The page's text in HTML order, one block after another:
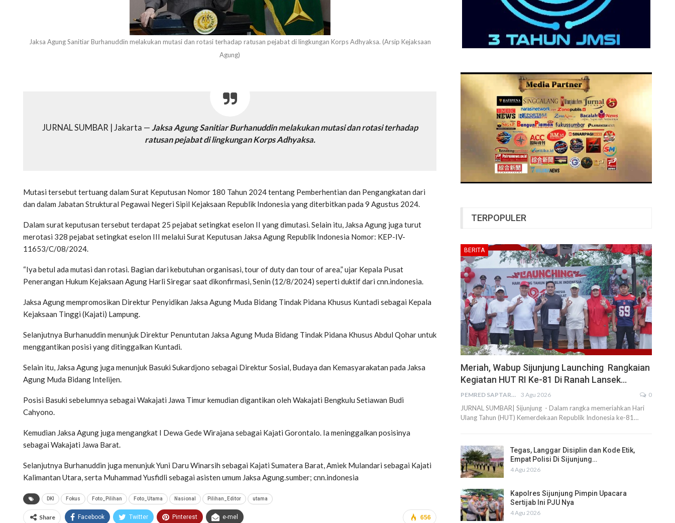
Jaksa Agung Sanitiar Burhanuddin melakukan mutasi dan rotasi terhadap ratusan pejabat di lingkungan Korps Adhyaksa. (Arsip Kejaksaan
Agung)
JURNAL SUMBAR | Jakarta — Jaksa Agung Sanitiar Burhanuddin melakukan mutasi dan rotasi terhadap
ratusan pejabat di lingkungan Korps Adhyaksa.
Mutasi tersebut tertuang dalam Surat Keputusan Nomor 180 Tahun 2024 tentang Pemberhentian dan Pengangkatan dari
dan dalam Jabatan Struktural Pegawai Negeri Sipil Kejaksaan Republik Indonesia yang diterbitkan pada 9 Agustus 2024.
Dalam surat keputusan tersebut terdapat 25 pejabat setingkat eselon II yang dimutasi. Selain itu, Jaksa Agung juga turut
merotasi 328 pejabat setingkat eselon III melalui Surat Keputusan Jaksa Agung Republik Indonesia Nomor: KEP-IV-
11653/C/08/2024.
“Iya betul ada mutasi dan rotasi. Bagian dari kebutuhan organisasi, tour of duty dan tour of area,” ujar Kepala Pusat
Penerangan Hukum Kejaksaan Agung Harli Siregar saat dikonfirmasi, Senin (12/8/2024) seperti duktif dari cnn.indonesia.
Jaksa Agung mempromosikan Direktur Penyidikan Jaksa Agung Muda Bidang Tindak Pidana Khusus Kuntadi sebagai Kepala
Kejaksaan Tinggi (Kajati) Lampung.
Selanjutnya Burhanuddin menunjuk Direktur Penuntutan Jaksa Agung Muda Bidang Tindak Pidana Khusus Abdul Qohar untuk
menggantikan posisi yang ditinggalkan Kuntadi.
Selain itu, Jaksa Agung juga menunjuk Basuki Sukardjono sebagai Direktur Sosial, Budaya dan Kemasyarakatan pada Jaksa
Agung Muda Bidang Intelijen.
Posisi Basuki sebelumnya sebagai Wakajati Jawa Timur kemudian digantikan oleh Wakajati Bengkulu Setiawan Budi
Cahyono.
Kemudian Jaksa Agung juga mengangkat I Dewa Gede Wirajana sebagai Kajati Gorontalo. Ia meninggalkan posisinya
sebagai Wakajati Jawa Barat.
Selanjutnya Burhanuddin juga menunjuk Yuni Daru Winarsih sebagai Kajati Sumatera Barat, Amiek Mulandari sebagai Kajati
Kalimantan Utara, serta Muhammad Yusfidli sebagai asisten umum Jaksa Agung.sumber; cnn.indonesia
DKI Fokus Foto_Pilihan Foto_Utama Nasional Pilihan_Editor utama
656
Share Facebook Twitter Pinterest e-mel
TERPOPULER
BERITA
Meriah, Wabup Sijunjung Launching Rangkaian
Kegiatan HUT RI Ke-81 Di Ranah Lansek…
PEMRED SAPTARIUS 3 Agu 2026 0
JURNAL SUMBAR| Sijunjung - Dalam rangka memeriahkan Hari
Ulang Tahun (HUT) Kemerdekaan Republik Indonesia ke-81…
Tegas, Langgar Disiplin dan Kode Etik,
Empat Polisi Di Sijunjung…
4 Agu 2026
Kapolres Sijunjung Pimpin Upacara
Sertijab Ini PJU Nya
4 Agu 2026